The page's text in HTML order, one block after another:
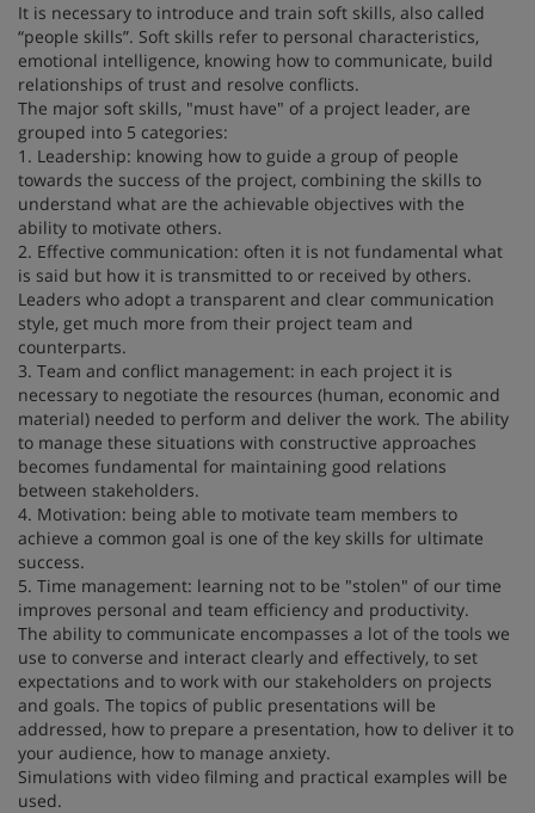
It is necessary to introduce and train soft skills, also called
“people skills”. Soft skills refer to personal characteristics,
emotional intelligence, knowing how to communicate, build
relationships of trust and resolve conflicts.
The major soft skills, "must have" of a project leader, are
grouped into 5 categories:
1. Leadership: knowing how to guide a group of people
towards the success of the project, combining the skills to
understand what are the achievable objectives with the
ability to motivate others.
2. Effective communication: often it is not fundamental what
is said but how it is transmitted to or received by others.
Leaders who adopt a transparent and clear communication
style, get much more from their project team and
counterparts.
3. Team and conflict management: in each project it is
necessary to negotiate the resources (human, economic and
material) needed to perform and deliver the work. The ability
to manage these situations with constructive approaches
becomes fundamental for maintaining good relations
between stakeholders.
4. Motivation: being able to motivate team members to
achieve a common goal is one of the key skills for ultimate
success.
5. Time management: learning not to be "stolen" of our time
improves personal and team efficiency and productivity.
The ability to communicate encompasses a lot of the tools we
use to converse and interact clearly and effectively, to set
expectations and to work with our stakeholders on projects
and goals. The topics of public presentations will be
addressed, how to prepare a presentation, how to deliver it to
your audience, how to manage anxiety.
Simulations with video filming and practical examples will be
used.